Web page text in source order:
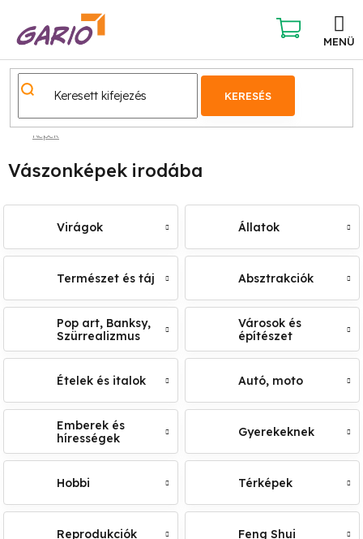
KERESÉS
KOSÁR
Képek
Vászonképek irodába
Virágok Állatok
Természet és táj Absztrakciók
Pop art, Banksy,
Szürrealizmus
Városok és
építészet
Ételek és italok Autó, moto
Emberek és
hírességek
Gyerekeknek
Hobbi Térképek
Reprodukciók Feng Shui